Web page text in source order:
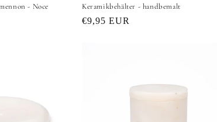
- Noce Keramikbehälter - handbemalt
Normaler
€9,95 EUR